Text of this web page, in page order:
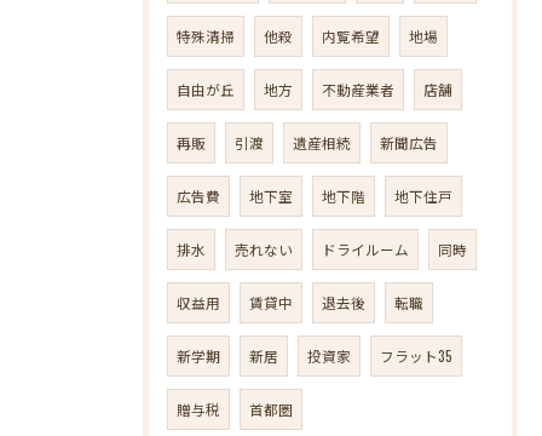
特殊清掃 他殺 内覧希望 地場
自由が丘 地方 不動産業者 店舗
再販 引渡 遺産相続 新聞広告
広告費 地下室 地下階 地下住戸
排水 売れない ドライルーム 同時
収益用 賃貸中 退去後 転職
新学期 新居 投資家 フラット35
贈与税 首都圏